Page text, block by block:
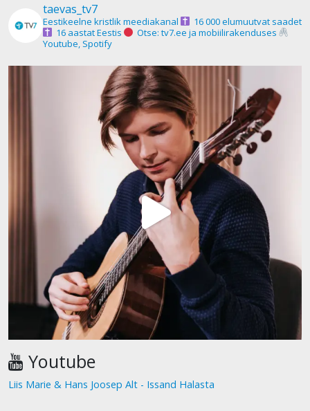
taevas_tv7
Eestikeelne kristlik meediakanal
16 000 elumuutvat saadet
16 aastat Eestis
Otse: tv7.ee ja mobiilirakenduses
Youtube, Spotify
Youtube
Liis Marie & Hans Joosep Alt - Issand Halasta